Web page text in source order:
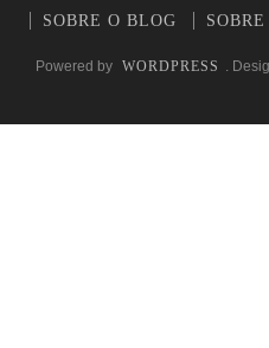
SOBRE O BLOG
Powered by WORDPRESS .